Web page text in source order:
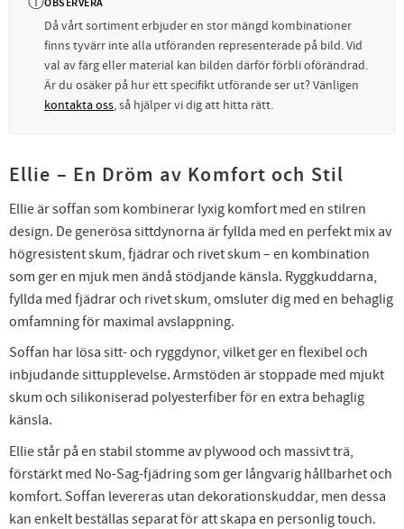
OBSERVERA
Då vårt sortiment erbjuder en stor mängd kombinationer
finns tyvärr inte alla utföranden representerade på bild. Vid
val av färg eller material kan bilden därför förbli oförändrad.
Är du osäker på hur ett specifikt utförande ser ut? Vänligen
kontakta oss, så hjälper vi dig att hitta rätt.
Ellie – En Dröm av Komfort och Stil
Ellie är soffan som kombinerar lyxig komfort med en stilren
design. De generösa sittdynorna är fyllda med en perfekt mix av
högresistent skum, fjädrar och rivet skum – en kombination
som ger en mjuk men ändå stödjande känsla. Ryggkuddarna,
fyllda med fjädrar och rivet skum, omsluter dig med en behaglig
omfamning för maximal avslappning.
Soffan har lösa sitt- och ryggdynor, vilket ger en flexibel och
inbjudande sittupplevelse. Armstöden är stoppade med mjukt
skum och silikoniserad polyesterfiber för en extra behaglig
känsla.
Ellie står på en stabil stomme av plywood och massivt trä,
förstärkt med No-Sag-fjädring som ger långvarig hållbarhet och
komfort. Soffan levereras utan dekorationskuddar, men dessa
kan enkelt beställas separat för att skapa en personlig touch.